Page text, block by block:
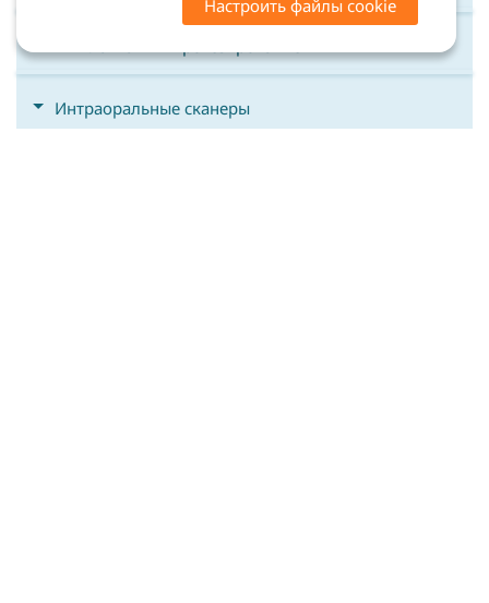
Интраоральные сканеры
Настроить файлы cookie